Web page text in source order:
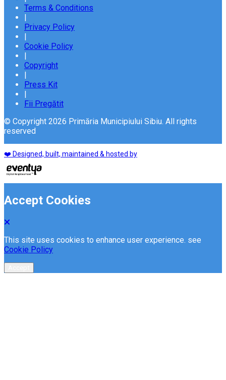
Terms & Conditions
Privacy Policy
Cookie Policy
Copyright
Press Kit
Fii Pregătit
© Copyright 2026 Primăria Municipiului Sibiu. All rights
reserved
❤️ Designed, built, maintained & hosted by
Accept Cookies
This site uses cookies to enhance user experience. see
Cookie Policy